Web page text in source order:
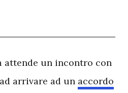
attende un incontro con
arrivare ad un accordo